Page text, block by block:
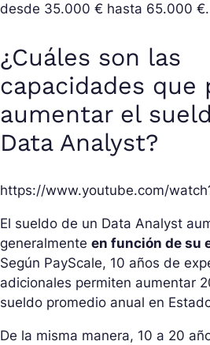
desde 35.000 € hasta 65.000 €.
¿Cuáles son las
capacidades que
aumentar el
Data Analyst?
https://www.youtube.com/
El sueldo de un Data Analyst
generalmente en función de su
Según PayScale, 10 años de
adicionales permiten aumentar
sueldo promedio anual en
De la misma manera, 10 a 20